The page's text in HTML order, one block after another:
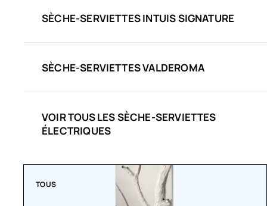
SÈCHE-SERVIETTES INTUIS SIGNATURE
SÈCHE-SERVIETTES VALDEROMA
VOIR TOUS LES SÈCHE-SERVIETTES
ÉLECTRIQUES
TOUS